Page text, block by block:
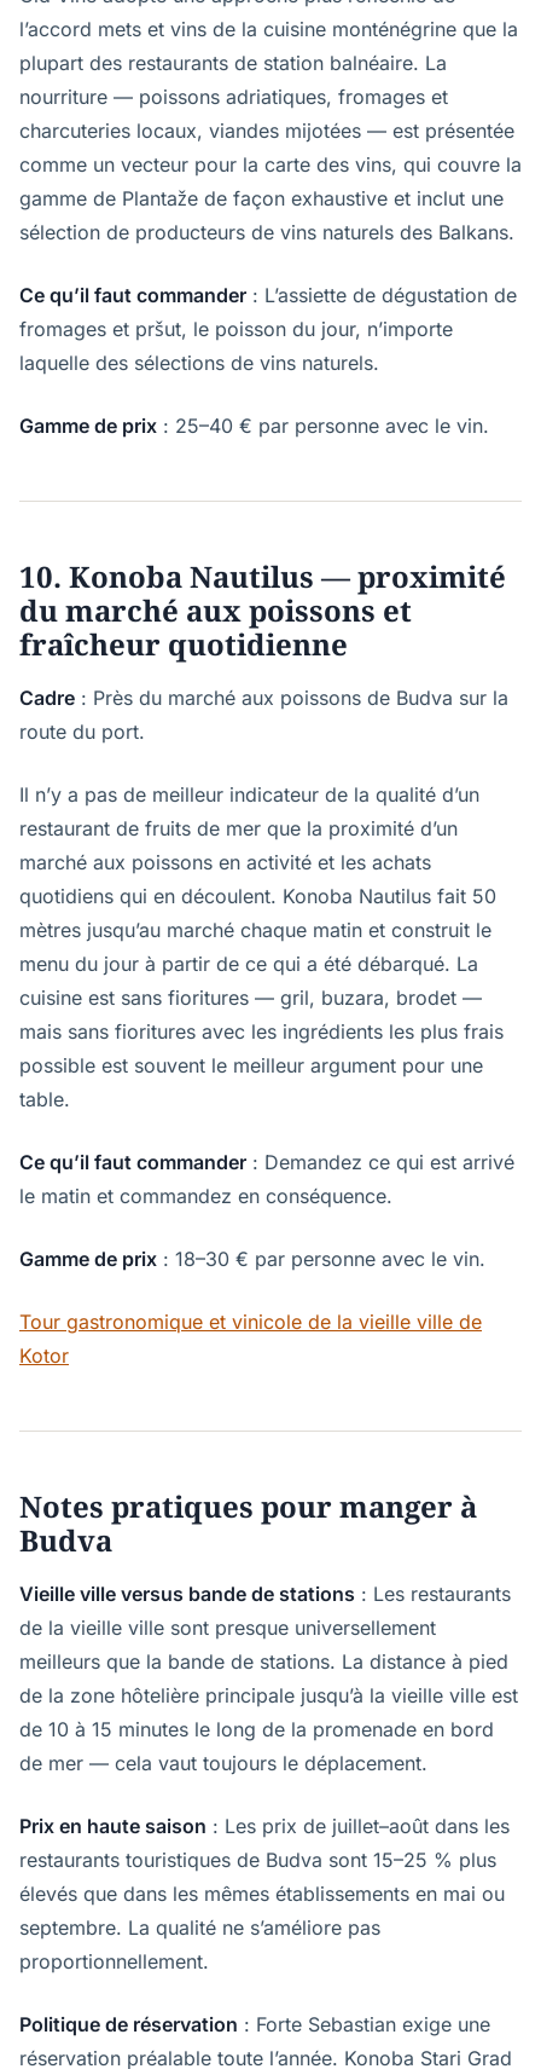
l’accord mets et vins de la cuisine monténégrine que la
plupart des restaurants de station balnéaire. La
nourriture — poissons adriatiques, fromages et
charcuteries locaux, viandes mijotées — est présentée
comme un vecteur pour la carte des vins, qui couvre la
gamme de Plantaže de façon exhaustive et inclut une
sélection de producteurs de vins naturels des Balkans.
Ce qu’il faut commander : L’assiette de dégustation de
fromages et pršut, le poisson du jour, n’importe
laquelle des sélections de vins naturels.
Gamme de prix : 25–40 € par personne avec le vin.
10. Konoba Nautilus — proximité
du marché aux poissons et
fraîcheur quotidienne
Cadre : Près du marché aux poissons de Budva sur la
route du port.
Il n’y a pas de meilleur indicateur de la qualité d’un
restaurant de fruits de mer que la proximité d’un
marché aux poissons en activité et les achats
quotidiens qui en découlent. Konoba Nautilus fait 50
mètres jusqu’au marché chaque matin et construit le
menu du jour à partir de ce qui a été débarqué. La
cuisine est sans fioritures — gril, buzara, brodet —
mais sans fioritures avec les ingrédients les plus frais
possible est souvent le meilleur argument pour une
table.
Ce qu’il faut commander : Demandez ce qui est arrivé
le matin et commandez en conséquence.
Gamme de prix : 18–30 € par personne avec le vin.
Tour gastronomique et vinicole de la vieille ville de
Kotor
Notes pratiques pour manger à
Budva
Vieille ville versus bande de stations : Les restaurants
de la vieille ville sont presque universellement
meilleurs que la bande de stations. La distance à pied
de la zone hôtelière principale jusqu’à la vieille ville est
de 10 à 15 minutes le long de la promenade en bord
de mer — cela vaut toujours le déplacement.
Prix en haute saison : Les prix de juillet–août dans les
restaurants touristiques de Budva sont 15–25 % plus
élevés que dans les mêmes établissements en mai ou
septembre. La qualité ne s’améliore pas
proportionnellement.
Politique de réservation : Forte Sebastian exige une
réservation préalable toute l’année. Konoba Stari Grad